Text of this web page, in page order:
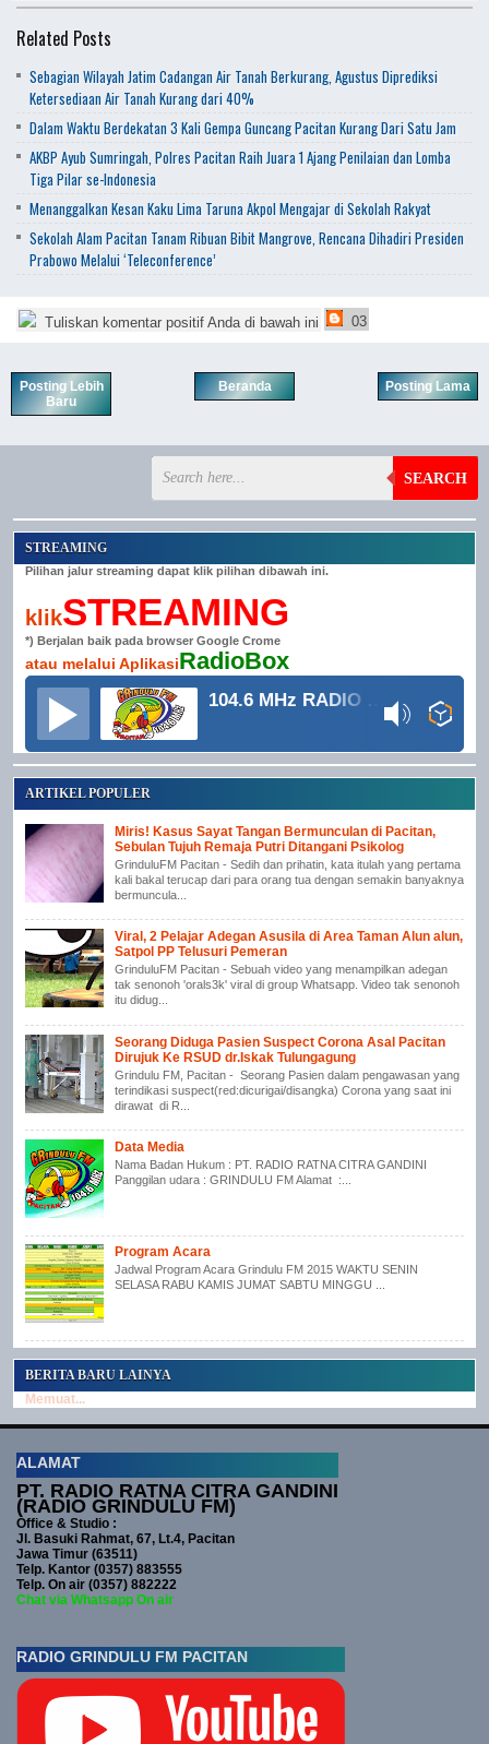
Related Posts
Sebagian Wilayah Jatim Cadangan Air Tanah Berkurang, Agustus Diprediksi
Ketersediaan Air Tanah Kurang dari 40%
Dalam Waktu Berdekatan 3 Kali Gempa Guncang Pacitan Kurang Dari Satu Jam
AKBP Ayub Sumringah, Polres Pacitan Raih Juara 1 Ajang Penilaian dan Lomba
Tiga Pilar se-Indonesia
Menanggalkan Kesan Kaku Lima Taruna Akpol Mengajar di Sekolah Rakyat
Sekolah Alam Pacitan Tanam Ribuan Bibit Mangrove, Rencana Dihadiri Presiden
Prabowo Melalui ‘Teleconference’
Tuliskan komentar positif Anda di bawah ini 03
Posting Lebih
Baru
Posting Lama
Beranda
SEARCH
STREAMING
Pilihan jalur streaming dapat klik pilihan dibawah ini.
klikSTREAMING
*) Berjalan baik pada browser Google Crome
atau melalui AplikasiRadioBox
104.6 MHz RADIO GRINDULU FM
ARTIKEL POPULER
Miris! Kasus Sayat Tangan Bermunculan di Pacitan,
Sebulan Tujuh Remaja Putri Ditangani Psikolog
GrinduluFM Pacitan - Sedih dan prihatin, kata itulah yang pertama
kali bakal terucap dari para orang tua dengan semakin banyaknya
bermuncula...
Viral, 2 Pelajar Adegan Asusila di Area Taman Alun alun,
Satpol PP Telusuri Pemeran
GrinduluFM Pacitan - Sebuah video yang menampilkan adegan
tak senonoh 'orals3k' viral di group Whatsapp. Video tak senonoh
itu didug...
Seorang Diduga Pasien Suspect Corona Asal Pacitan
Dirujuk Ke RSUD dr.Iskak Tulungagung
Grindulu FM, Pacitan - Seorang Pasien dalam pengawasan yang
terindikasi suspect(red:dicurigai/disangka) Corona yang saat ini
dirawat di R...
Data Media
Nama Badan Hukum : PT. RADIO RATNA CITRA GANDINI
Panggilan udara : GRINDULU FM Alamat :...
Program Acara
Jadwal Program Acara Grindulu FM 2015 WAKTU SENIN
SELASA RABU KAMIS JUMAT SABTU MINGGU ...
BERITA BARU LAINYA
Memuat...
ALAMAT
PT. RADIO RATNA CITRA GANDINI
(RADIO GRINDULU FM)
Office & Studio :
Jl. Basuki Rahmat, 67, Lt.4, Pacitan
Jawa Timur (63511)
Telp. Kantor (0357) 883555
Telp. On air (0357) 882222
Chat via Whatsapp On air
RADIO GRINDULU FM PACITAN